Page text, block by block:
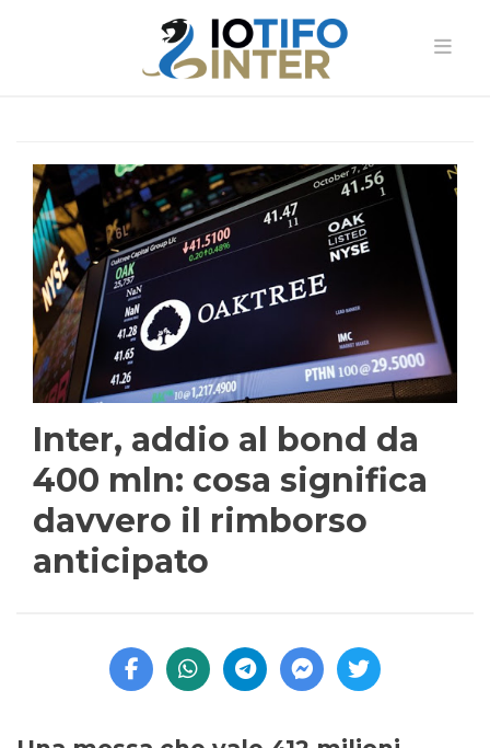
Inter, addio al bond da
400 mln: cosa significa
davvero il rimborso
anticipato